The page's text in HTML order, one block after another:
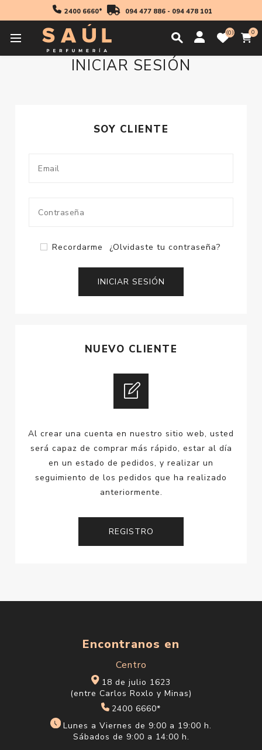
2400 6660* 094 477 886- 094 478 101
0 0
INICIAR SESIÓN
SOY CLIENTE
Recordarme ¿Olvidaste tu contraseña?
NUEVO CLIENTE
Al crear una cuenta en nuestro sitio web, usted
será capaz de comprar más rápido, estar al día
en un estado de pedidos, y realizar un
seguimiento de los pedidos que ha realizado
anteriormente.
Encontranos en
Centro
18 de julio 1623
(entre Carlos Roxlo y Minas)
2400 6660*
Lunes a Viernes de 9:00 a 19:00 h.
Sábados de 9:00 a 14:00 h.